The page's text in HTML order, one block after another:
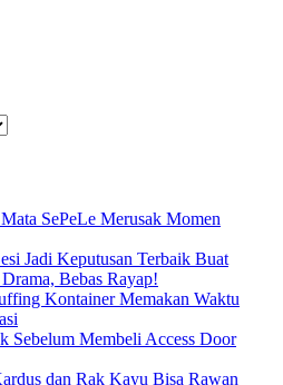
SePeLe Merusak Momen
Jadi Keputusan Terbaik Buat
Bebas Rayap!
Kontainer Memakan Waktu
Sebelum Membeli Access Door
dan Rak Kayu Bisa Rawan